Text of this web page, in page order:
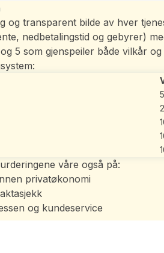
og transparent bilde av hver
nedbetalingstid og gebyrer)
5 som gjenspeiler både vilkår
:
våre også på:
privatøkonomi
og kundeservice